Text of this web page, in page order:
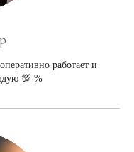
работает и
💯 %